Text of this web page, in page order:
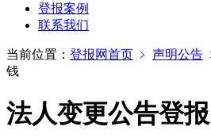
登报案例
联系我们
当前位置： 登报网首页 ﹥ 声明公告
钱
法人变更公告登